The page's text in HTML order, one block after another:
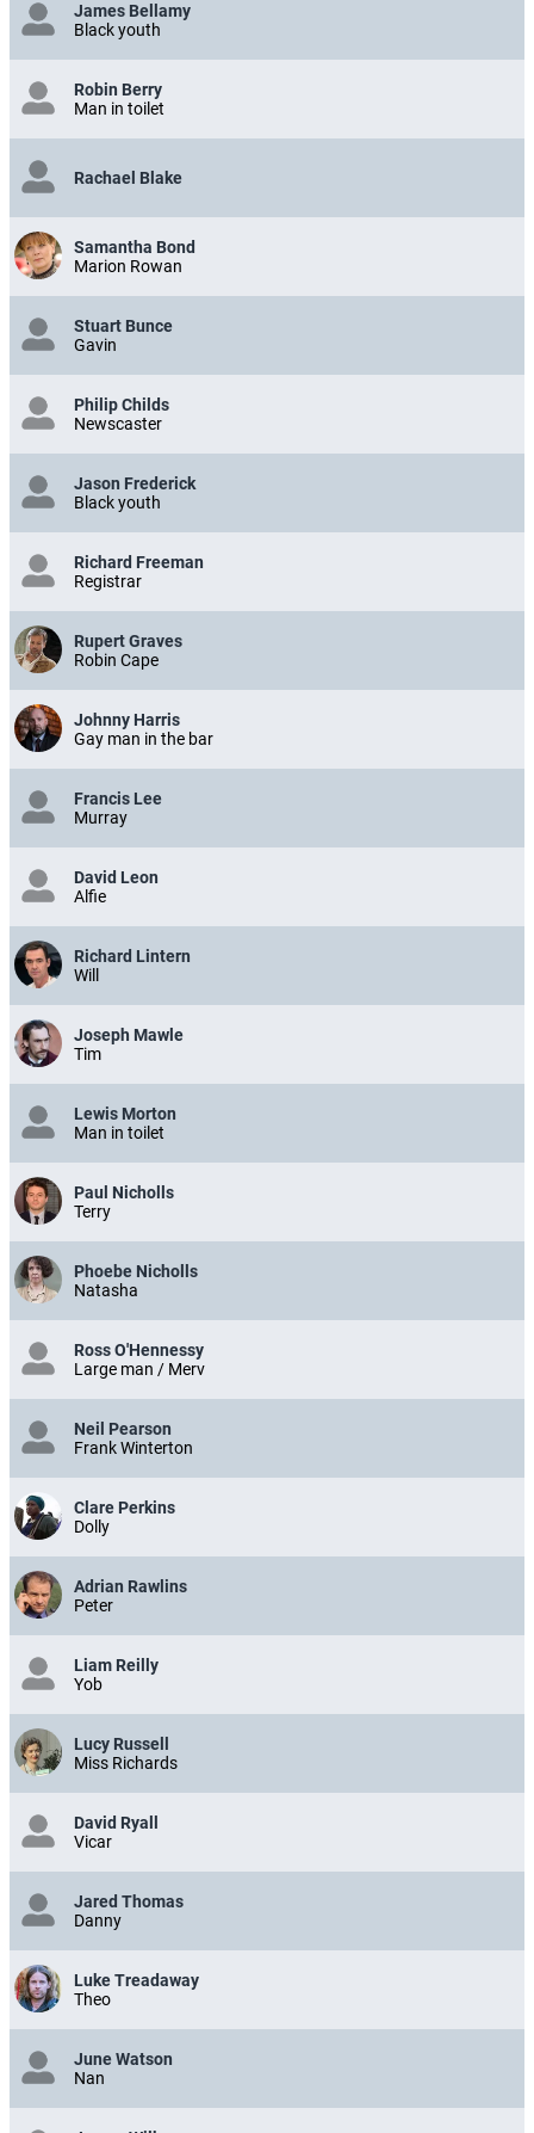
James Bellamy
Black youth
Robin Berry
Man in toilet
Rachael Blake
Samantha Bond
Marion Rowan
Stuart Bunce
Gavin
Philip Childs
Newscaster
Jason Frederick
Black youth
Richard Freeman
Registrar
Rupert Graves
Robin Cape
Johnny Harris
Gay man in the bar
Francis Lee
Murray
David Leon
Alfie
Richard Lintern
Will
Joseph Mawle
Tim
Lewis Morton
Man in toilet
Paul Nicholls
Terry
Phoebe Nicholls
Natasha
Ross O'Hennessy
Large man / Merv
Neil Pearson
Frank Winterton
Clare Perkins
Dolly
Adrian Rawlins
Peter
Liam Reilly
Yob
Lucy Russell
Miss Richards
David Ryall
Vicar
Jared Thomas
Danny
Luke Treadaway
Theo
June Watson
Nan